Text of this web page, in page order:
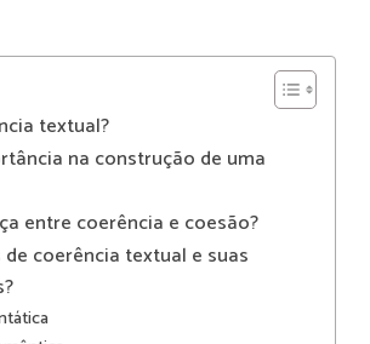
textual?
na construção de uma
entre coerência e coesão?
coerência textual e suas